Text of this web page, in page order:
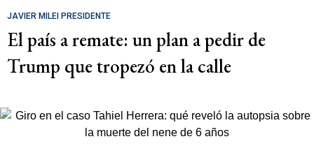
JAVIER MILEI PRESIDENTE
El país a remate: un plan a pedir de
Trump que tropezó en la calle